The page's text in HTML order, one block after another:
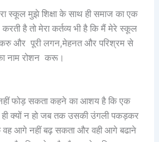
स्कूल मुझे शिक्षा के साथ ही समाज का एक
है तो मेरा कर्तव्य भी है कि मैं मेरे स्कूल
करु और पूरी लगन,मेहनत और परिश्रम से
नाम रोशन करू।
फोड़ सकता कहने का आशय है कि एक
ही क्यों न हो जब तक उसकी उंगली पकड़कर
वह आगे नहीं बढ़ सकता और वही आगे बढाने